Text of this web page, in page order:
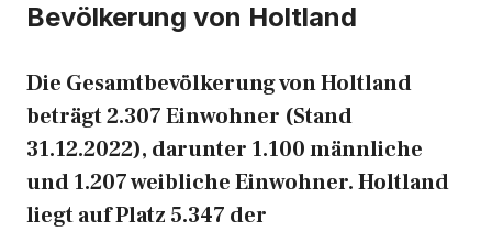
Bevölkerung von Holtland
Die Gesamtbevölkerung von Holtland
beträgt 2.307 Einwohner (Stand
31.12.2022), darunter 1.100 männliche
und 1.207 weibliche Einwohner. Holtland
liegt auf Platz 5.347 der